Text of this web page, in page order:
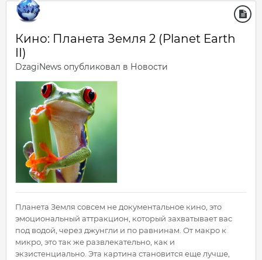
Кино: Планета Земля 2 (Planet Earth
II)
DzagiNews опубликовал в Новости
Планета Земля совсем не документальное кино, это
эмоциональный аттракцион, который захватывает вас
под водой, через джунгли и по равнинам. От макро к
микро, это так же развлекательно, как и
экзистенциально. Эта картина становится еще лучше,